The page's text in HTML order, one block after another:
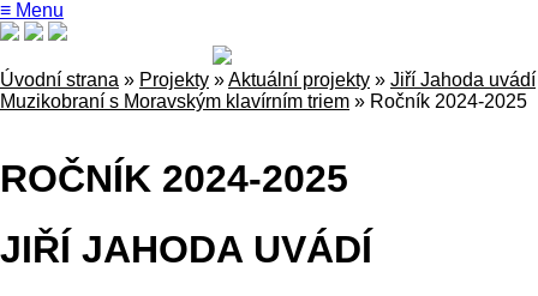
≡ Menu
Úvodní strana » Projekty »Aktuální projekty » Jiří Jahoda uvádí
Muzikobraní s Moravským klavírním triem » Ročník 2024-2025
ROČNÍK 2024-2025
JIŘÍ JAHODA UVÁDÍ